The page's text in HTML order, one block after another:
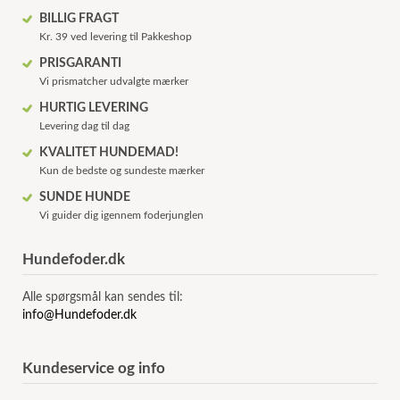
BILLIG FRAGT
Kr. 39 ved levering til Pakkeshop
PRISGARANTI
Vi prismatcher udvalgte mærker
HURTIG LEVERING
Levering dag til dag
KVALITET HUNDEMAD!
Kun de bedste og sundeste mærker
SUNDE HUNDE
Vi guider dig igennem foderjunglen
Hundefoder.dk
Alle spørgsmål kan sendes til:
info@Hundefoder.dk
Kundeservice og info